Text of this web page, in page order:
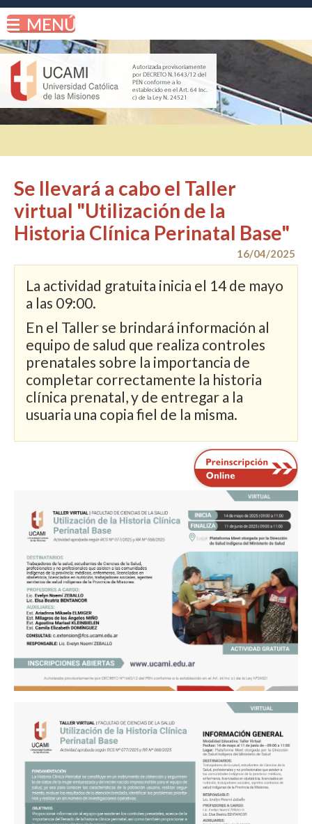
Se llevará a cabo el Taller
virtual "Utilización de la
Historia Clínica Perinatal Base"
16/04/2025
La actividad gratuita inicia el 14 de mayo
a las 09:00.
En el Taller se brindará información al
equipo de salud que realiza controles
prenatales sobre la importancia de
completar correctamente la historia
clínica prenatal, y de entregar a la
usuaria una copia fiel de la misma.